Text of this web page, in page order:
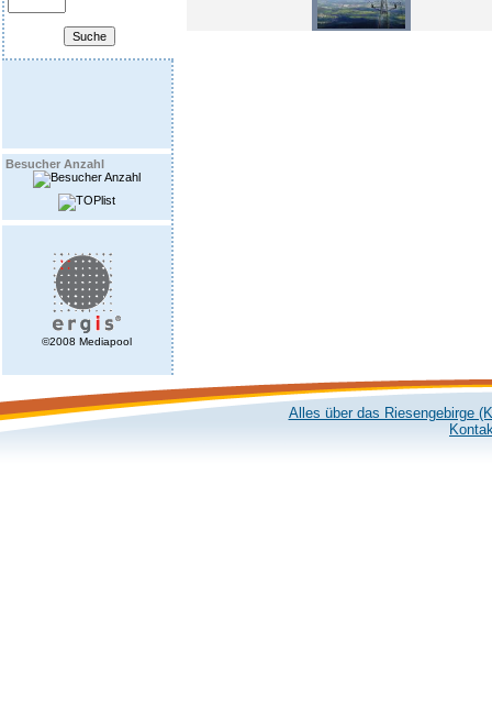
Besucher Anzahl
©2008 Mediapool
Alles über das Riesengebirge